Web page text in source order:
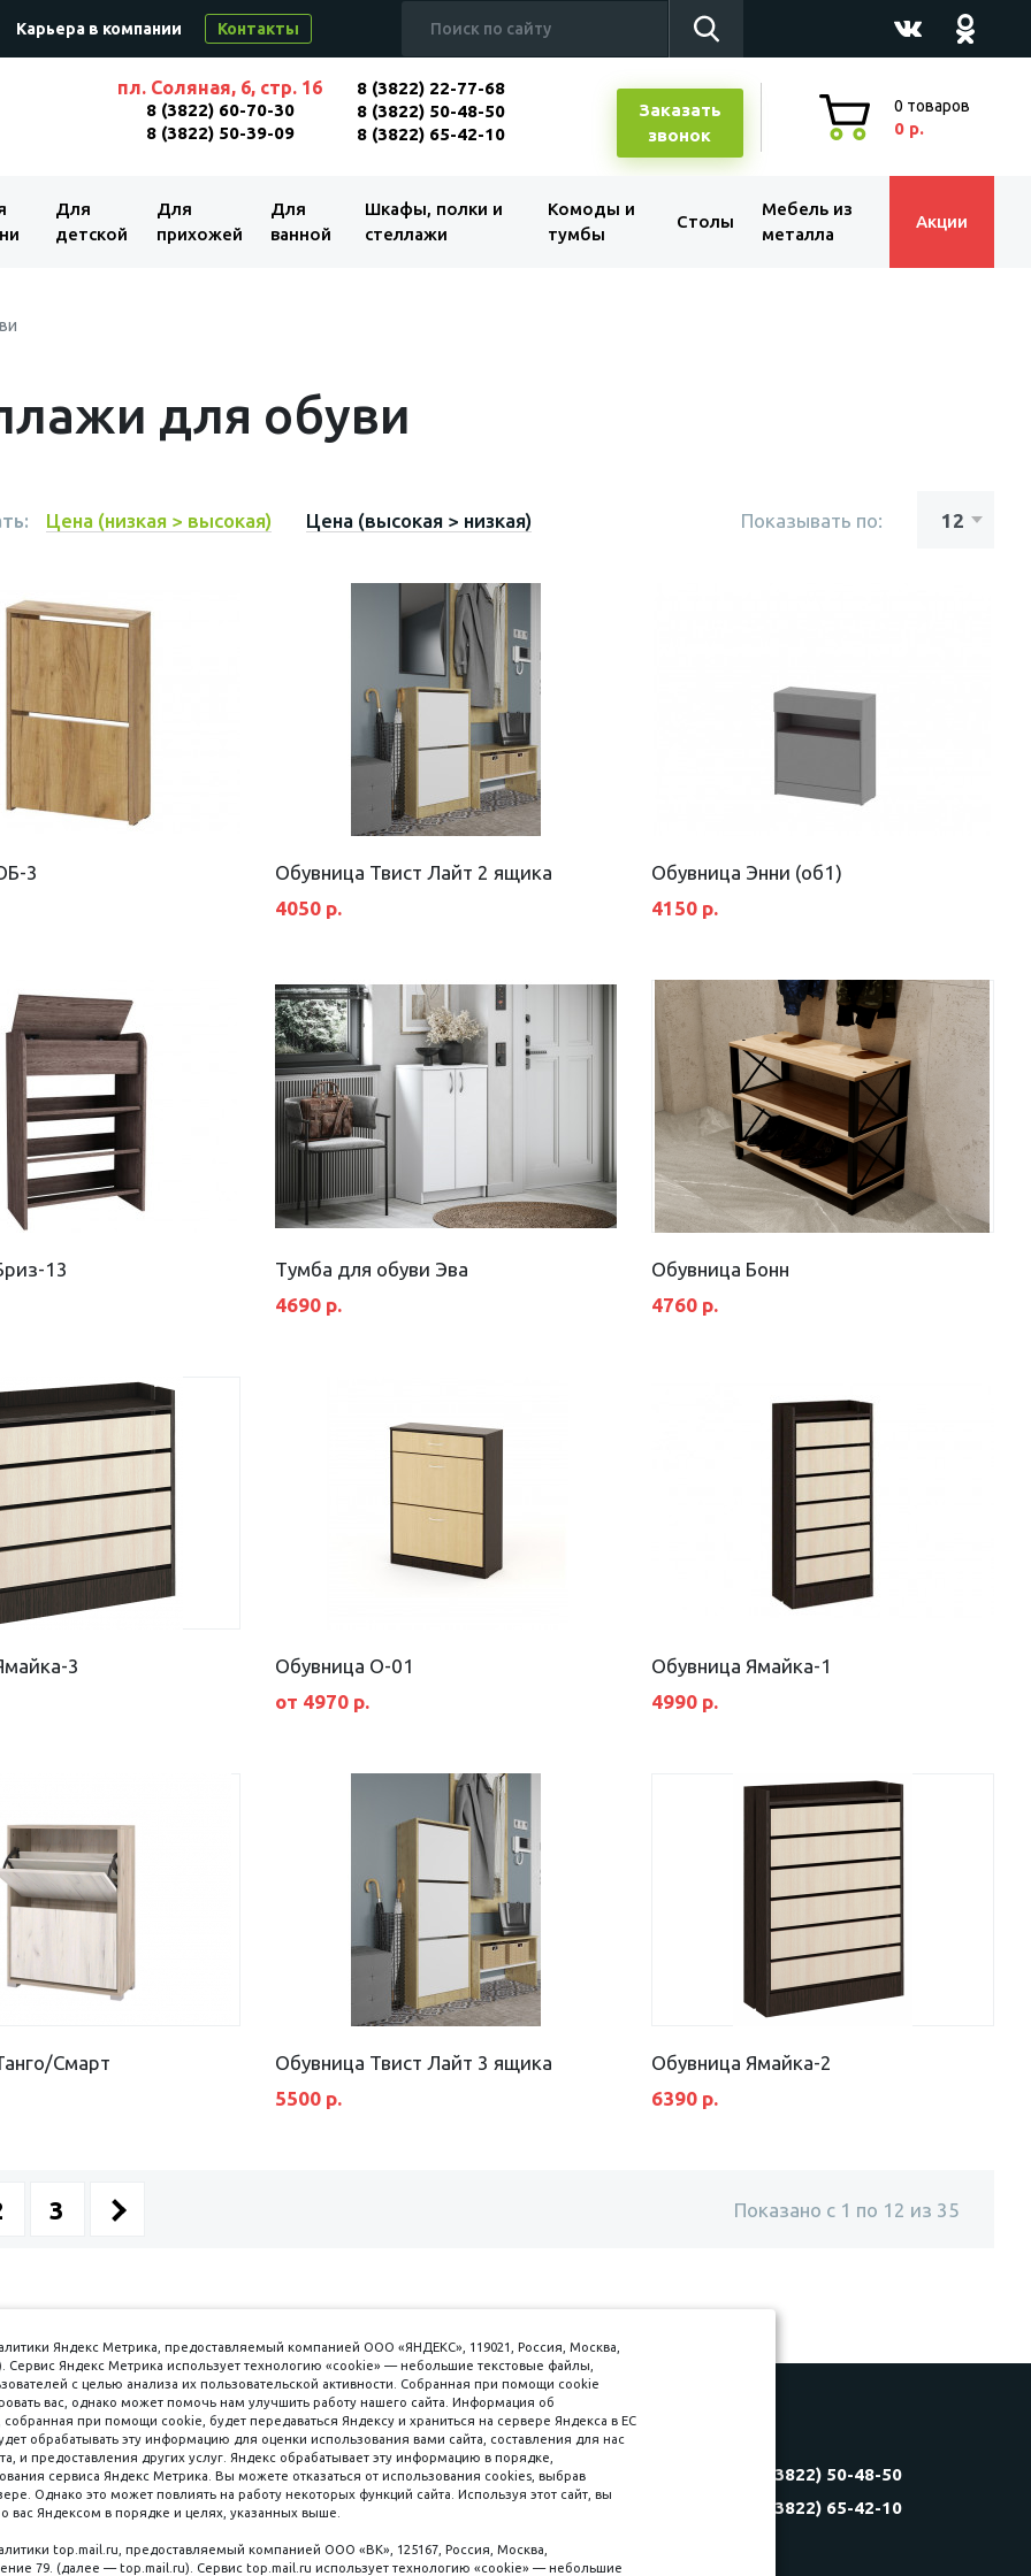
Карьера в компании Контакты
пл. Соляная, 6, стр. 16
8 (3822) 60-70-30
8 (3822) 50-39-09
8 (3822) 22-77-68
8 (3822) 50-48-50
8 (3822) 65-42-10
Заказать
звонок
0 товаров
0 р.
Для
детской
Для
прихожей
Для
ванной
Шкафы, полки и
стеллажи
Комоды и
тумбы
Столы
Мебель из
металла
Акции
для обуви
Цена (низкая > высокая) Цена (высокая > низкая) Показывать по:
3
Обувница Твист Лайт 2 ящика
4050 р.
Обувница Энни (об1)
4150 р.
13
Тумба для обуви Эва
4690 р.
Обувница Бонн
4760 р.
3
Обувница О-01
от 4970 р.
Обувница Ямайка-1
4990 р.
Смарт
Обувница Твист Лайт 3 ящика
5500 р.
Обувница Ямайка-2
6390 р.
3 Показано с 1 по 12 из 35
к оплате
Наличные
пл. Соляная, 6, стр. 16
8 (3822) 60-70-30
8 (3822) 22-77-68
8 (3822) 50-48-50
8 (3822) 65-42-10
Яндекс Метрика, предоставляемый компанией ООО «ЯНДЕКС», 119021, Россия, Москва,
Сервис Яндекс Метрика использует технологию «cookie» — небольшие текстовые файлы,
с целью анализа их пользовательской активности. Собранная при помощи cookie
вас, однако может помочь нам улучшить работу нашего сайта. Информация об
при помощи cookie, будет передаваться Яндексу и храниться на сервере Яндекса в ЕС
обрабатывать эту информацию для оценки использования вами сайта, составления для нас
и предоставления других услуг. Яндекс обрабатывает эту информацию в порядке,
сервиса Яндекс Метрика. Вы можете отказаться от использования cookies, выбрав
Однако это может повлиять на работу некоторых функций сайта. Используя этот сайт, вы
вас Яндексом в порядке и целях, указанных выше.
top.mail.ru, предоставляемый компанией ООО «ВК», 125167, Россия, Москва,
79. (далее — top.mail.ru). Сервис top.mail.ru использует технологию «cookie» — небольшие